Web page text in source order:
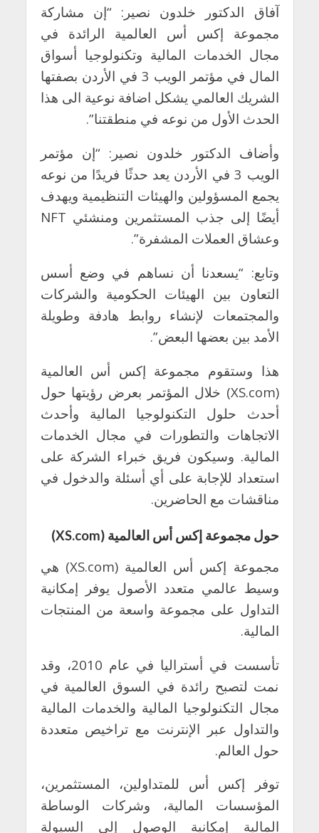
آفاق الدكتور خلدون نصير: “إن مشاركة
مجموعة إكس أس العالمية الرائدة في
مجال الخدمات المالية وتكنولوجيا أسواق
المال في مؤتمر الويب 3 في الأردن بصفتها
الشريك العالمي يشكل اضافة نوعية الى هذا
الحدث الأول من نوعه في منطقتنا”.
وأضاف الدكتور خلدون نصير: “إن مؤتمر
الويب 3 في الأردن يعد حدثًا فريدًا من نوعه
يجمع المسؤولين والهيئات التنظيمية ويهدف
أيضًا إلى جذب المستثمرين ومنشئي NFT
وعشاق العملات المشفرة”.
وتابع: “يسعدنا أن نساهم في وضع أسس
التعاون بين الهيئات الحكومية والشركات
والمجتمعات لإنشاء روابط هادفة وطويلة
الأمد بين بعضها البعض”.
هذا وستقوم مجموعة إكس أس العالمية
(
XS.com) خلال المؤتمر بعرض رؤيتها حول
أحدث حلول التكنولوجيا المالية وأحدث
الاتجاهات والتطورات في مجال الخدمات
المالية. وسيكون فريق خبراء الشركة على
استعداد للإجابة على أي أسئلة والدخول في
مناقشات مع الحاضرين.
حول مجموعة إكس أس العالمية (XS.com
)
مجموعة إكس أس العالمية (XS.com) هي
وسيط عالمي متعدد الأصول يوفر إمكانية
التداول على مجموعة واسعة من المنتجات
المالية.
تأسست في أستراليا في عام 2010، وقد
نمت لتصبح رائدة في السوق العالمية في
مجال التكنولوجيا المالية والخدمات المالية
والتداول عبر الإنترنت مع تراخيص متعددة
حول العالم.
توفر إكس أس للمتداولين، المستثمرين،
المؤسسات المالية، وشركات الوساطة
المالية إمكانية الوصول إلى السيولة